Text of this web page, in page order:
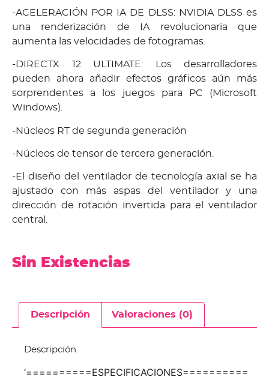
-ACELERACIÓN POR IA DE DLSS: NVIDIA DLSS es
una renderización de IA revolucionaria que
aumenta las velocidades de fotogramas.
-DIRECTX 12 ULTIMATE: Los desarrolladores
pueden ahora añadir efectos gráficos aún más
sorprendentes a los juegos para PC (Microsoft
Windows).
-Núcleos RT de segunda generación
-Núcleos de tensor de tercera generación.
-El diseño del ventilador de tecnología axial se ha
ajustado con más aspas del ventilador y una
dirección de rotación invertida para el ventilador
central.
Sin Existencias
Descripción Valoraciones (0)
Descripción
‘==========ESPECIFICACIONES==========